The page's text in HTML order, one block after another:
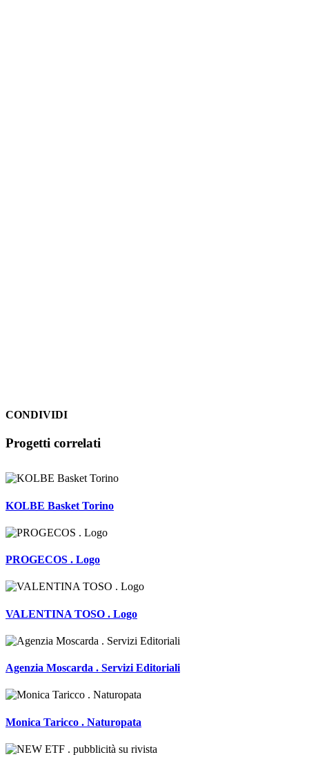
CONDIVIDI
Facebook
LinkedIn
WhatsApp
Pinterest
Email
Progetti correlati
KOLBE Basket Torino
PROGECOS . Logo
VALENTINA TOSO . Logo
Agenzia Moscarda . Servizi Editoriali
Monica Taricco . Naturopata